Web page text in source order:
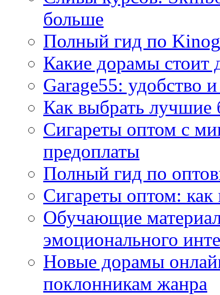
больше
Полный гид по
Какие дорамы стоит
Garage55: удобство
Как выбрать
Сигареты оптом с
предоплаты
Полный гид по
Сигареты оптом:
Обучающие
эмоционального
Новые дорамы
поклонникам жанра